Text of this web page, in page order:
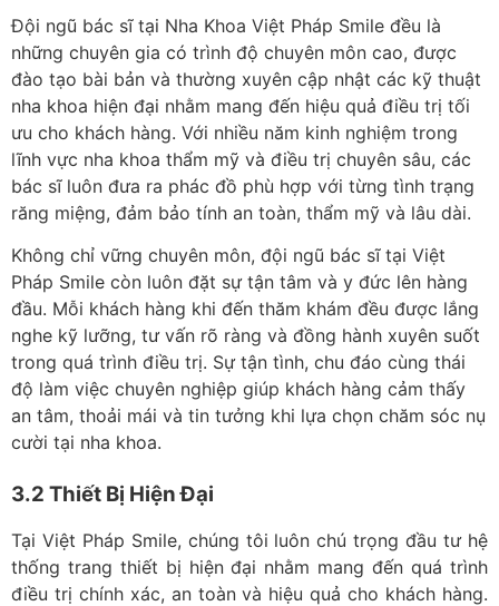
Đội ngũ bác sĩ tại Nha Khoa Việt Pháp Smile đều là
những chuyên gia có trình độ chuyên môn cao, được
đào tạo bài bản và thường xuyên cập nhật các kỹ thuật
nha khoa hiện đại nhằm mang đến hiệu quả điều trị tối
ưu cho khách hàng. Với nhiều năm kinh nghiệm trong
lĩnh vực nha khoa thẩm mỹ và điều trị chuyên sâu, các
bác sĩ luôn đưa ra phác đồ phù hợp với từng tình trạng
răng miệng, đảm bảo tính an toàn, thẩm mỹ và lâu dài.
Không chỉ vững chuyên môn, đội ngũ bác sĩ tại Việt
Pháp Smile còn luôn đặt sự tận tâm và y đức lên hàng
đầu. Mỗi khách hàng khi đến thăm khám đều được lắng
nghe kỹ lưỡng, tư vấn rõ ràng và đồng hành xuyên suốt
trong quá trình điều trị. Sự tận tình, chu đáo cùng thái
độ làm việc chuyên nghiệp giúp khách hàng cảm thấy
an tâm, thoải mái và tin tưởng khi lựa chọn chăm sóc nụ
cười tại nha khoa.
3.2 Thiết Bị Hiện Đại
Tại Việt Pháp Smile, chúng tôi luôn chú trọng đầu tư hệ
thống trang thiết bị hiện đại nhằm mang đến quá trình
điều trị chính xác, an toàn và hiệu quả cho khách hàng.